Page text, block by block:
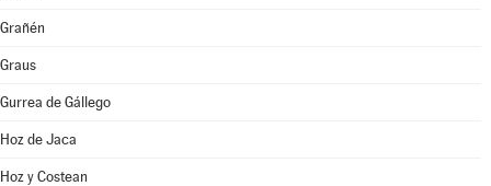
Grañén
Graus
Gurrea de Gállego
Hoz de Jaca
Hoz y Costean